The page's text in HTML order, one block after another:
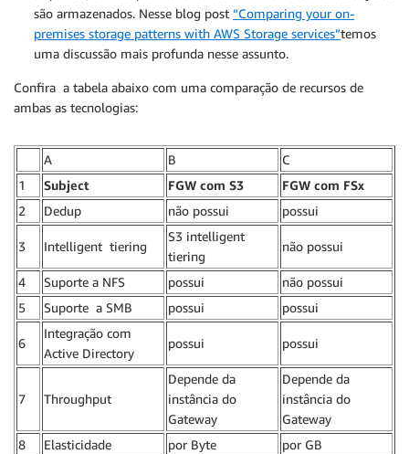
são armazenados. Nesse blog post “Comparing your on-
premises storage patterns with AWS Storage services”temos
uma discussão mais profunda nesse assunto.
Confira a tabela abaixo com uma comparação de recursos de
ambas as tecnologias:
A B
C
1
Subject FGW com S3
FGW com FSx
2
Dedup não possui possui
3 Intelligent tiering
S3 intelligent
tiering
não possui
4 Suporte a NFS possui
não possui
5
Suporte a SMB possui possui
6
Integração com
Active Directory
possui possui
7 Throughput
Depende da
instância do
Gateway
Depende da
instância do
Gateway
8
Elasticidade por Byte por GB